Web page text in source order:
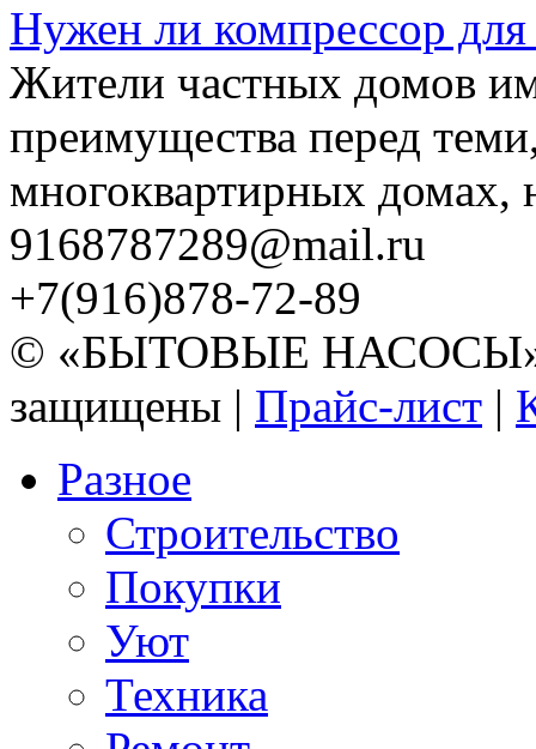
Нужен ли компрессор для
Жители частных домов
преимущества перед
многоквартирных домах,
9168787289@mail.ru
+7(916)878-72-89
© «БЫТОВЫЕ НАСОСЫ»
защищены | Прайс-лист |
Разное
Строительство
Покупки
Уют
Техника